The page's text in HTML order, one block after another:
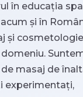
în educația
și în
și
masaj de
experimentați,